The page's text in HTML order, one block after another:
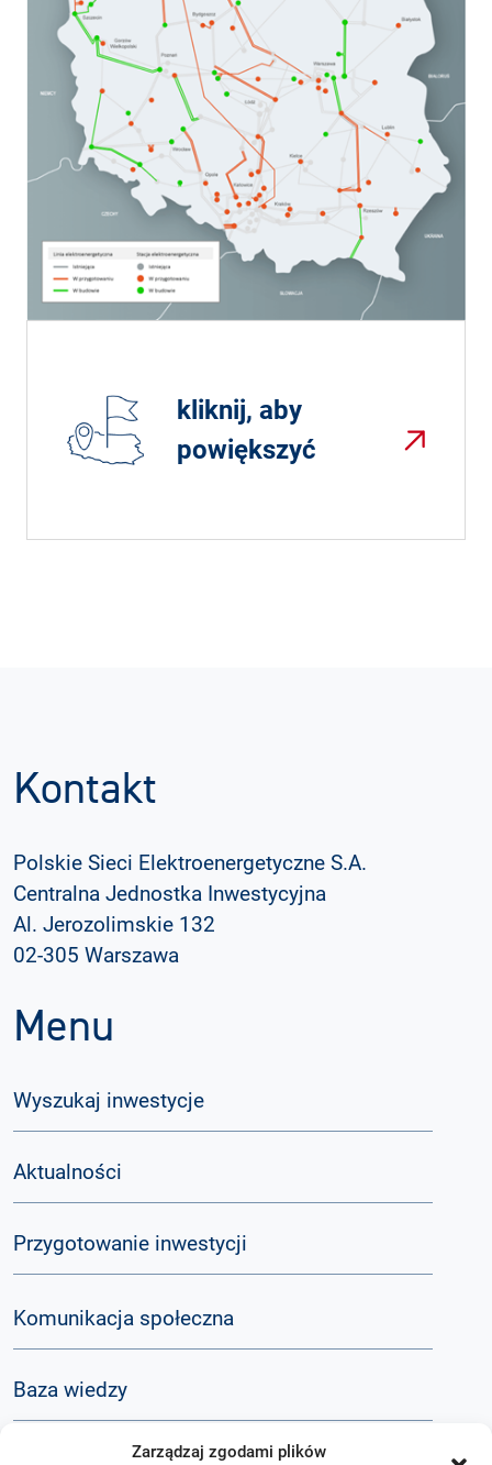
Zarządzaj zgodami plików
kliknij, aby
powiększyć
Kontakt
Polskie Sieci Elektroenergetyczne S.A.
Centralna Jednostka Inwestycyjna
Al. Jerozolimskie 132
02-305 Warszawa
Menu
Wyszukaj inwestycje
Aktualności
Przygotowanie inwestycji
Komunikacja społeczna
Baza wiedzy